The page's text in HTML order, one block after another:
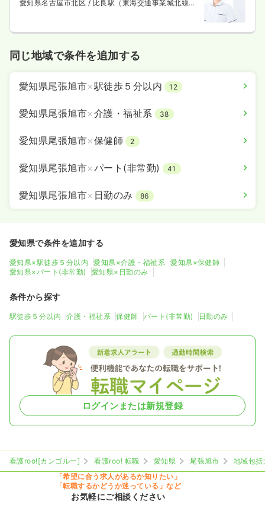
愛知県名古屋市北区 / 比良駅（東海交通事業城北線）
同じ地域で条件を追加する
愛知県尾張旭市×駅徒歩５分以内 12
愛知県尾張旭市×介護・福祉系 38
愛知県尾張旭市×保健師 2
愛知県尾張旭市×パート(非常勤) 41
愛知県尾張旭市× 日勤のみ 86
愛知県で条件を追加する
愛知県×駅徒歩５分以内 愛知県×介護・福祉系
愛知県×保健師
愛知県×パート(非常勤)
愛知県×日勤のみ
条件から探す
駅徒歩５分以内 介護・福祉系 保健師 パート(非常勤) 日勤のみ
ログインまたは新規登録
看護roo![カンゴルー] 看護roo! 転職 愛知県 尾張旭市
地域包
「希望に合う求人があるか知りたい」
「転職するかどうか迷っている」など
お気軽にご相談ください